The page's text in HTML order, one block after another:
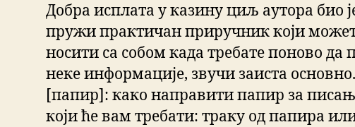
Добра исплата у казину циљ аутора био
пружи практичан приручник који
носити са собом када требате поново да
неке информације, звучи заиста
[папир]: како направити папир за
који ће вам требати: траку од папира